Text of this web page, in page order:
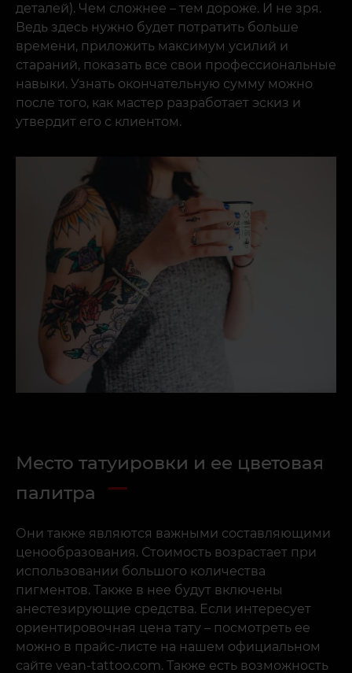
деталей). Чем сложнее – тем дороже. И не зря.
Ведь здесь нужно будет потратить больше
времени, приложить максимум усилий и
стараний, показать все свои профессиональные
навыки. Узнать окончательную сумму можно
после того, как мастер разработает эскиз и
утвердит его с клиентом.
Место татуировки и ее цветовая
палитра
Они также являются важными составляющими
ценообразования. Стоимость возрастает при
использовании большого количества
пигментов. Также в нее будут включены
анестезирующие средства. Если интересует
ориентировочная цена тату – посмотреть ее
можно в прайс-листе на нашем официальном
сайте vean-tattoo.com. Также есть возможность